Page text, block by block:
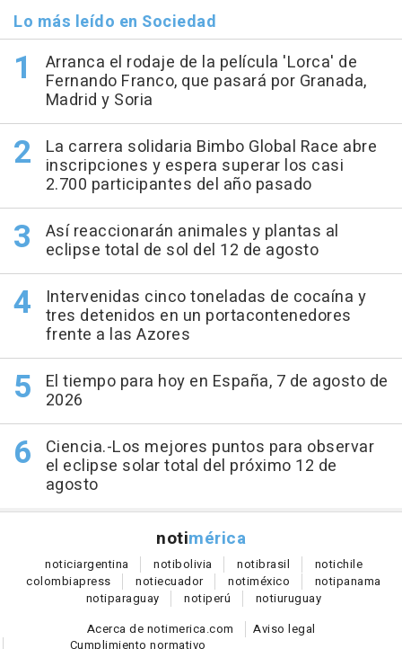
Lo más leído en Sociedad
Arranca el rodaje de la película 'Lorca' de
Fernando Franco, que pasará por Granada,
Madrid y Soria
La carrera solidaria Bimbo Global Race abre
inscripciones y espera superar los casi
2.700 participantes del año pasado
Así reaccionarán animales y plantas al
eclipse total de sol del 12 de agosto
Intervenidas cinco toneladas de cocaína y
tres detenidos en un portacontenedores
frente a las Azores
El tiempo para hoy en España, 7 de agosto de
2026
Ciencia.-Los mejores puntos para observar
el eclipse solar total del próximo 12 de
agosto
notimérica
noticiargentina notibolivia notibrasil notichile
colombiapress notiecuador notiméxico notipanama
notiparaguay notiperú notiuruguay
Acerca de notimerica.com
Aviso legal
Cumplimiento normativo